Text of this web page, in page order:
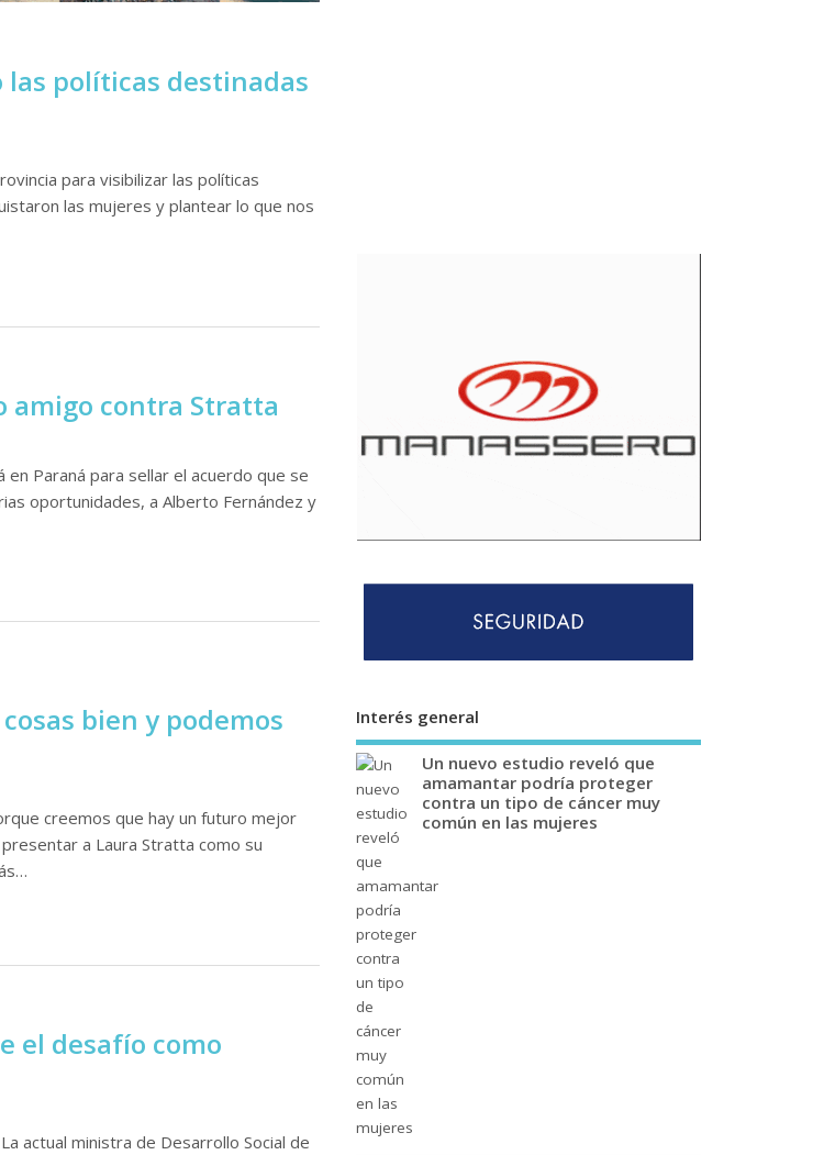
las políticas destinadas
para visibilizar las políticas
las mujeres y plantear lo que nos
amigo contra Stratta
Paraná para sellar el acuerdo que se
oportunidades, a Alberto Fernández y
bien y podemos
creemos que hay un futuro mejor
a Laura Stratta como su
el desafío como
actual ministra de Desarrollo Social de
Interés general
Un nuevo estudio reveló que
amamantar podría proteger
contra un tipo de cáncer muy
común en las mujeres